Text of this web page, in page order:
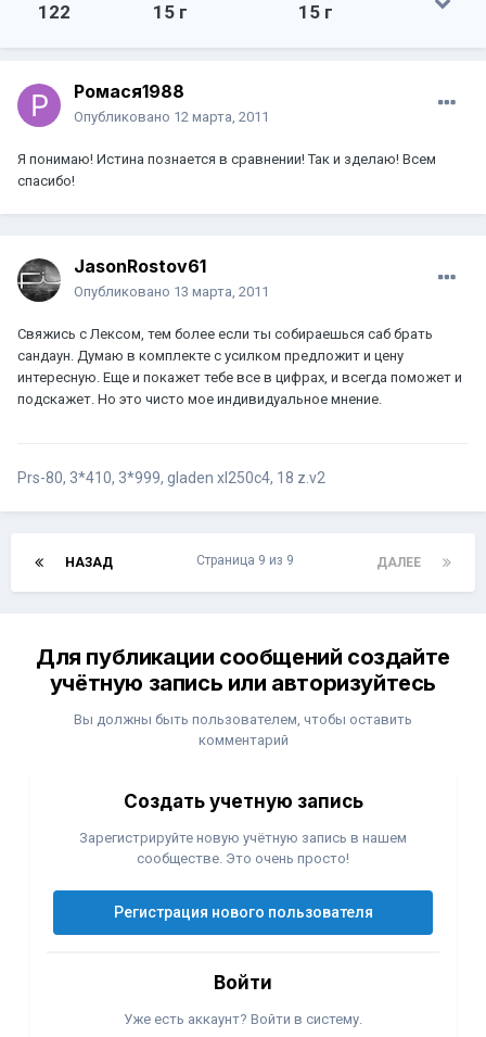
122 15 г 15 г
Ромася1988
Опубликовано 12 марта, 2011
Я понимаю! Истина познается в сравнении! Так и зделаю! Всем
спасибо!
JasonRostov61
Опубликовано 13 марта, 2011
Свяжись с Лексом, тем более если ты собираешься саб брать
сандаун. Думаю в комплекте с усилком предложит и цену
интересную. Еще и покажет тебе все в цифрах, и всегда поможет и
подскажет. Но это чисто мое индивидуальное мнение.
Prs-80, 3*410, 3*999, gladen xl250c4, 18 z.v2
НАЗАД ДАЛЕЕ
Страница 9 из 9
Для публикации сообщений создайте
учётную запись или авторизуйтесь
Вы должны быть пользователем, чтобы оставить
комментарий
Создать учетную запись
Зарегистрируйте новую учётную запись в нашем
сообществе. Это очень просто!
Регистрация нового пользователя
Войти
Уже есть аккаунт? Войти в систему.